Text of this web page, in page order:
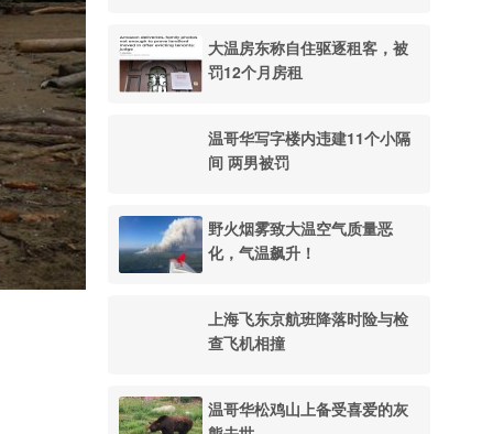
大温房东称自住驱逐租客，被
罚12个月房租
温哥华写字楼内违建11个小隔
间 两男被罚
野火烟雾致大温空气质量恶
化，气温飙升！
上海飞东京航班降落时险与检
查飞机相撞
温哥华松鸡山上备受喜爱的灰